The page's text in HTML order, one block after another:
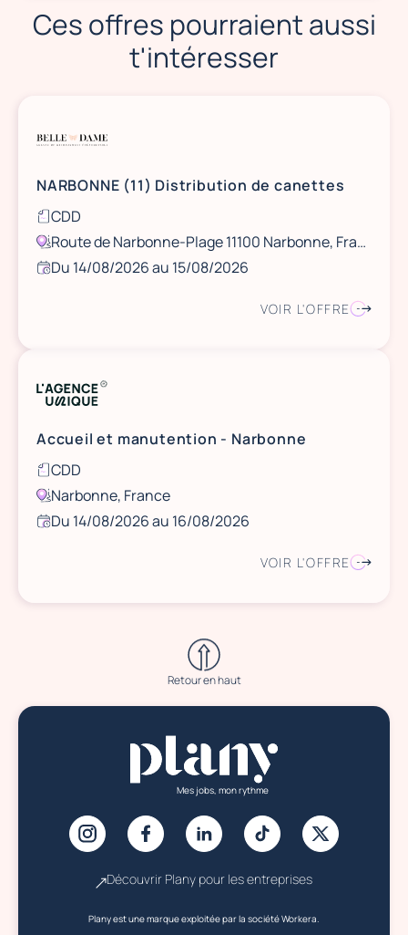
Ces offres pourraient aussi
t'intéresser
NARBONNE (11) Distribution de canettes
CDD
Route de Narbonne-Plage 11100 Narbonne, France
Du 14/08/2026 au 15/08/2026
VOIR L'OFFRE
Accueil et manutention - Narbonne
CDD
Narbonne, France
Du 14/08/2026 au 16/08/2026
VOIR L'OFFRE
Retour en haut
Mes jobs, mon rythme
Découvrir Plany pour les entreprises
Plany est une marque exploitée par la société Workera.